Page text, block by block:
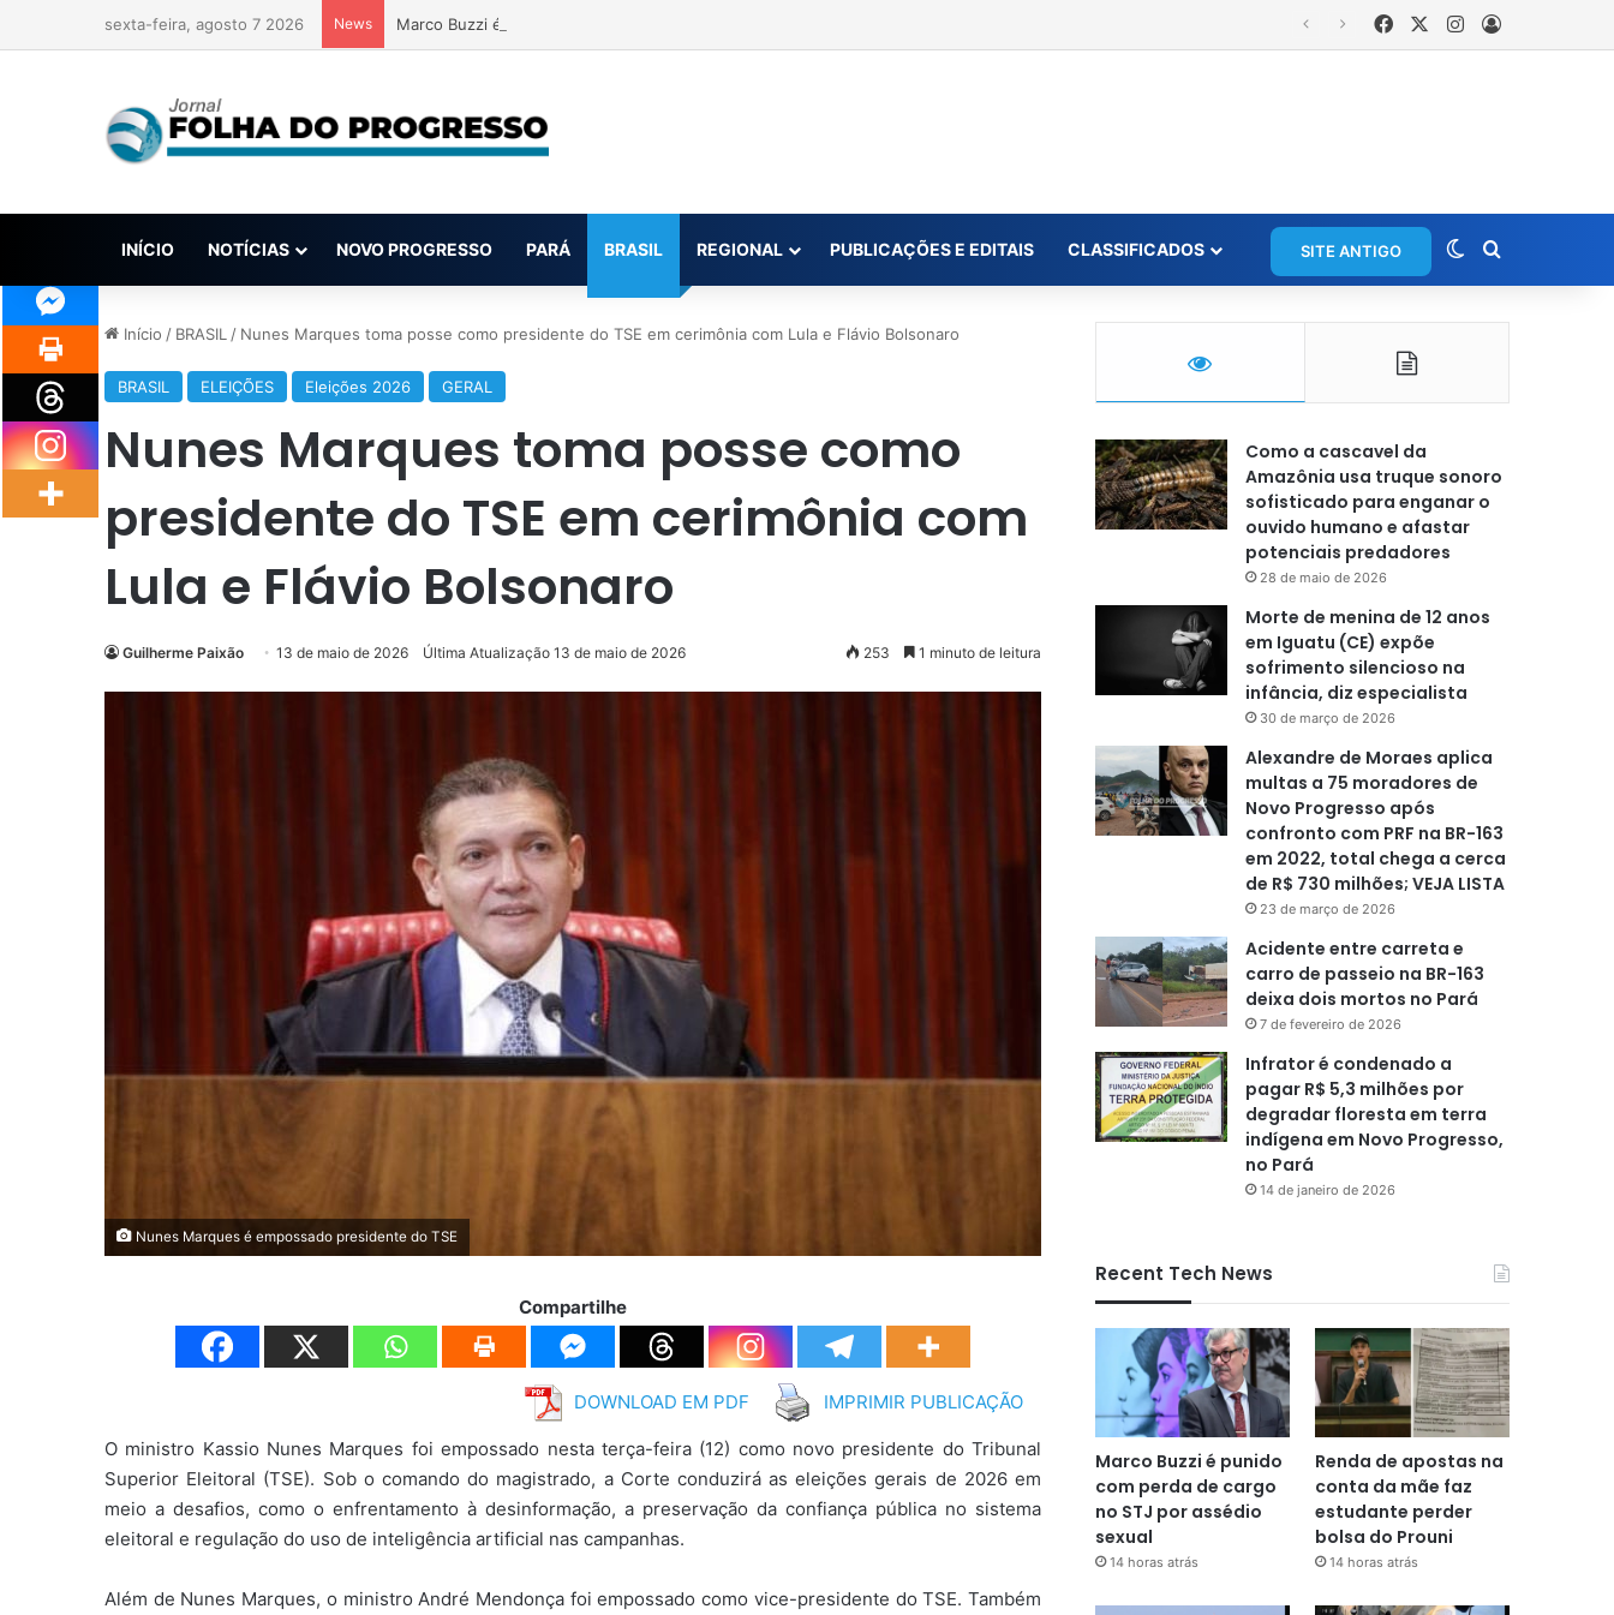
sexta-feira, agosto 7 2026 News Marco Buzzi é punido com perda de cargo no STJ por assédio sexual FacebookInstagram
INÍCIO NOTÍCIAS NOVO PROGRESSO PARÁ BRASIL REGIONAL PUBLICAÇÕES E EDITAIS CLASSIFICADOS SITE ANTIGO Switch skin
Início / BRASIL / Nunes Marques toma posse como presidente do TSE em cerimônia com Lula e Flávio Bolsonaro
BRASIL ELEIÇÕES Eleições 2026 GERAL
Nunes Marques toma posse como
presidente do TSE em cerimônia com
Lula e Flávio Bolsonaro
Guilherme Paixão 13 de maio de 2026 Última Atualização 13 de maio de 2026 253 1 minuto de leitura
Nunes Marques é empossado presidente do TSE
Compartilhe
DOWNLOAD EM PDF IMPRIMIR PUBLICAÇÃO
O ministro Kassio Nunes Marques foi empossado nesta terça-feira (12) como novo presidente do Tribunal
Superior Eleitoral (TSE). Sob o comando do magistrado, a Corte conduzirá as eleições gerais de 2026 em
meio a desafios, como o enfrentamento à desinformação, a preservação da confiança pública no sistema
eleitoral e regulação do uso de inteligência artificial nas campanhas.
Além de Nunes Marques, o ministro André Mendonça foi empossado como vice-presidente do TSE. Também
Como a cascavel da
Amazônia usa truque sonoro
sofisticado para enganar o
ouvido humano e afastar
potenciais predadores
28 de maio de 2026
Morte de menina de 12 anos
em Iguatu (CE) expõe
sofrimento silencioso na
infância, diz especialista
30 de março de 2026
Alexandre de Moraes aplica
multas a 75 moradores de
Novo Progresso após
confronto com PRF na BR-163
em 2022, total chega a cerca
de R$ 730 milhões; VEJA LISTA
23 de março de 2026
Acidente entre carreta e
carro de passeio na BR-163
deixa dois mortos no Pará
7 de fevereiro de 2026
Infrator é condenado a
pagar R$ 5,3 milhões por
degradar floresta em terra
indígena em Novo Progresso,
no Pará
14 de janeiro de 2026
Recent Tech News
Marco Buzzi é punido
com perda de cargo
no STJ por assédio
sexual
14 horas atrás
Renda de apostas na
conta da mãe faz
estudante perder
bolsa do Prouni
14 horas atrás